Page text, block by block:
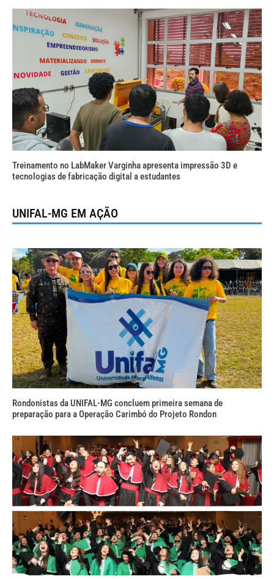
Treinamento no LabMaker Varginha apresenta impressão 3D e
tecnologias de fabricação digital a estudantes
UNIFAL-MG EM AÇÃO
Rondonistas da UNIFAL-MG concluem primeira semana de
preparação para a Operação Carimbó do Projeto Rondon